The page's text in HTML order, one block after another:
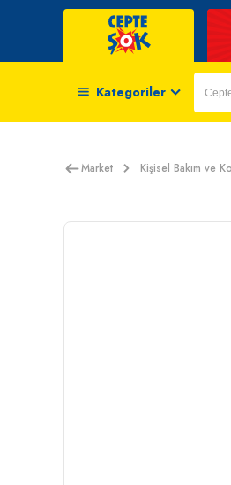
Kategoriler
Market Kişisel Bakım ve